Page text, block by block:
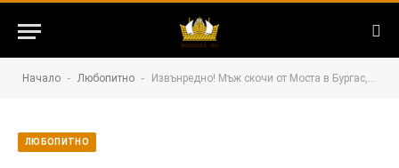
Начало - Любопитно - Извънредно! Мъж скочи от Моста в Бургас, вадят тялото му
ЛЮБОПИТНО